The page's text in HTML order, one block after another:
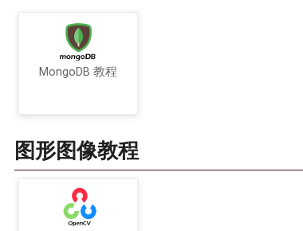
MongoDB 教程
图形图像教程